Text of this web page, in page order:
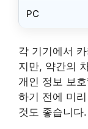
PC
각 기기에서
지만, 약간의
개인 정보 보
하기 전에 미
것도 좋습니다.